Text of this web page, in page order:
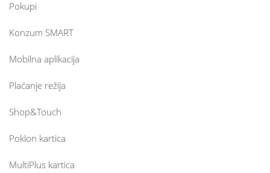
Pokupi
Konzum SMART
Mobilna aplikacija
Plaćanje režija
Shop&Touch
Poklon kartica
MultiPlus kartica